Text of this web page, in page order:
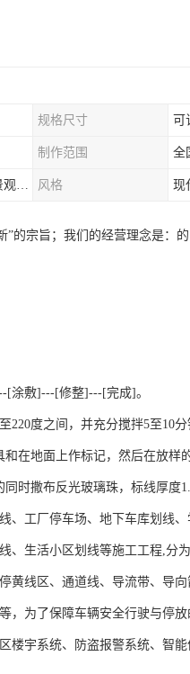
规格尺寸 可
制作范围 全
公园、景区、小区花园、别墅区、路边、景观河道、水库堤坝、市政桥梁、公路交通和园林景观装饰工程等 风格 现
的宗旨；我们的经营理念是：
涂敷]---[修整]---[完成]。
220度之间，并充分搅拌5至10
在地面上作标记，然后在放样
时撒布反光玻璃珠，标线厚
、工厂停车场、地下车库划线
、生活小区划线等施工工程,分
黄线区、通道线、导流带、导向
，为了保障车辆安全行驶与停
楼宇系统、防盗报警系统、智